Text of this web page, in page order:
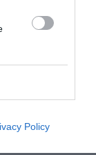
Policy
Pentru că am
de cea a
și cred că
și dau piept
termină